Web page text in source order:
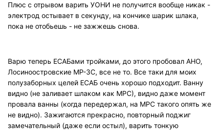
Плюс с отрывом варить УОНИ не получится вообще никак -
электрод остывает в секунду, на кончике шарик шлака,
пока не отобьешь - не зажжешь снова.
Варю теперь ЕСАБами тройками, до этого пробовал АНО,
Лосиноостровские МР-3С, все не то. Все таки для моих
полузаборных целей ЕСАБ очень хорошо подходит. Ванну
видно (не заливает шлаком как МРС), видно даже момент
провала ванны (когда передержал, на МРС такого опять же
не видно). Зажигаются прекрасно, повторный поджиг
замечательный (даже если остыл), варить тонкую